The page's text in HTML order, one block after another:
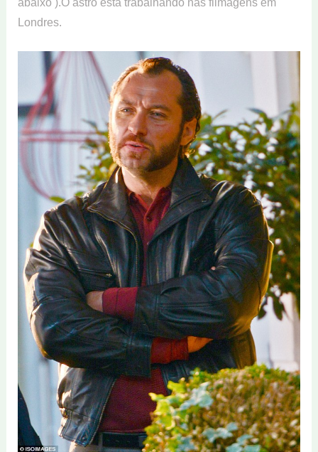
abaixo ).O astro está trabalhando nas filmagens em
Londres.